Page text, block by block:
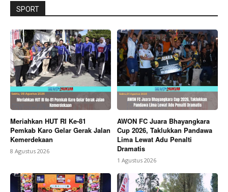
SPORT
Meriahkan HUT RI Ke-81
Pemkab Karo Gelar Gerak Jalan
Kemerdekaan
8 Agustus 2026
AWON FC Juara Bhayangkara
Cup 2026, Taklukkan Pandawa
Lima Lewat Adu Penalti
Dramatis
1 Agustus 2026